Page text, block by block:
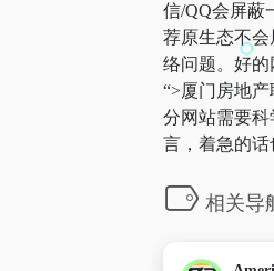
信/QQ会屏蔽
荐原生态不
络问题。好的
“>厦门房地
分网站需要科
言，着急的话
相关导